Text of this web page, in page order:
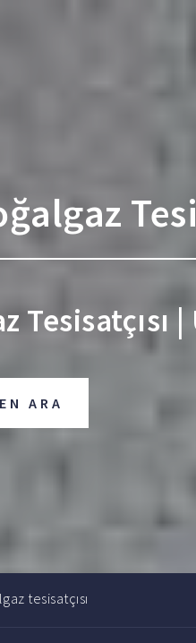
Tesisatçısı
ARA
tesisatçısı